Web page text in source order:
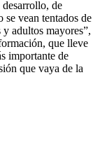
desarrollo, de
se vean tentados de
adultos mayores”,
que lleve
importante de
que vaya de la